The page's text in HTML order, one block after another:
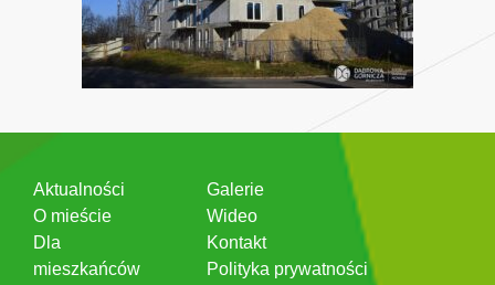
Aktualności
O mieście
Dla
mieszkańców
Galerie
Wideo
Kontakt
Polityka prywatności